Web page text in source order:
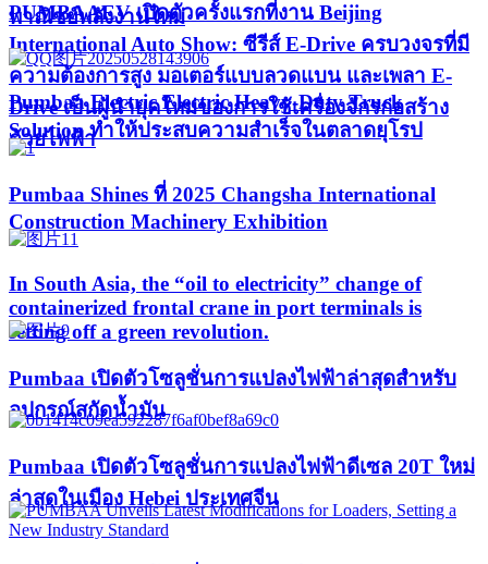
พาณิชย์พลังงานใหม่
PUMBAAEV เปิดตัวครั้งแรกที่งาน Beijing
International Auto Show: ซีรีส์ E-Drive ครบวงจรที่มี
ความต้องการสูง มอเตอร์แบบลวดแบน และเพลา E-
Drive เป็นผู้นำยุคใหม่ของการใช้เครื่องจักรก่อสร้าง
ด้วยไฟฟ้า
Pumbaa Electric Electric Heavy-Duty Truck
Solution ทำให้ประสบความสำเร็จในตลาดยุโรป
Pumbaa Shines ที่ 2025 Changsha International
Construction Machinery Exhibition
In South Asia, the “oil to electricity” change of
containerized frontal crane in port terminals is
setting off a green revolution.
Pumbaa เปิดตัวโซลูชั่นการแปลงไฟฟ้าล่าสุดสำหรับ
อุปกรณ์สกัดน้ำมัน
Pumbaa เปิดตัวโซลูชั่นการแปลงไฟฟ้าดีเซล 20T ใหม่
ล่าสุดในเมือง Hebei ประเทศจีน